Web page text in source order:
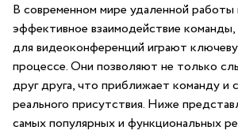
В современном мире удаленной‌ работы
эффективное взаимодействие⁣
для видеоконференций играют
процессе. Они позволяют не только
друг друга, что приближает команду и
реального присутствия. Ниже
самых популярных ​и функциональных